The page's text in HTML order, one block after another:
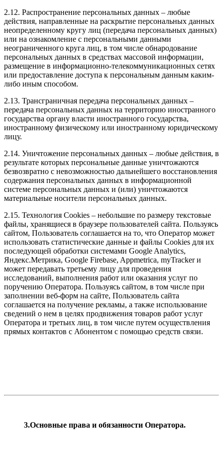
2.12. Распространение персональных данных – любые
действия, направленные на раскрытие персональных данных
неопределенному кругу лиц (передача персональных данных)
или на ознакомление с персональными данными
неограниченного круга лиц, в том числе обнародование
персональных данных в средствах массовой информации,
размещение в информационно-телекоммуникационных сетях
или предоставление доступа к персональным данным каким-
либо иным способом.
2.13. Трансграничная передача персональных данных –
передача персональных данных на территорию иностранного
государства органу власти иностранного государства,
иностранному физическому или иностранному юридическому
лицу.
2.14. Уничтожение персональных данных – любые действия, в
результате которых персональные данные уничтожаются
безвозвратно с невозможностью дальнейшего восстановления
содержания персональных данных в информационной
системе персональных данных и (или) уничтожаются
материальные носители персональных данных.
2.15. Технология Cookies – небольшие по размеру текстовые
файлы, хранящиеся в браузере пользователей сайта. Пользуясь
сайтом, Пользователь соглашается на то, что Оператор может
использовать статистические данные и файлы Cookies для их
последующей обработки системами Google Analytics,
Яндекс.Метрика, Google Firebase, Appmetrica, myTracker и
может передавать третьему лицу для проведения
исследований, выполнения работ или оказания услуг по
поручению Оператора. Пользуясь сайтом, в том числе при
заполнении веб-форм на сайте, Пользователь сайта
соглашается на получение рекламы, а также использование
сведений о нем в целях продвижения товаров работ услуг
Оператора и третьих лиц, в том числе путем осуществления
прямых контактов с Абонентом с помощью средств связи.
3.Основные права и обязанности Оператора.